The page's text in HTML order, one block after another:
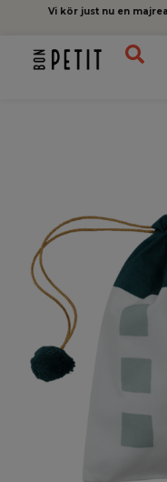
Vi kör just nu en majrea